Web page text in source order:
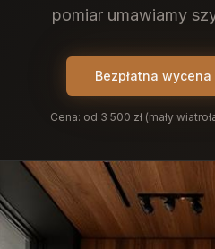
pomiar umawiamy
Bezpłatna wycena
Cena: od 3 500 zł (mały